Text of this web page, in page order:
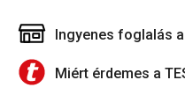
Ingyenes foglalás
Miért érdemes a